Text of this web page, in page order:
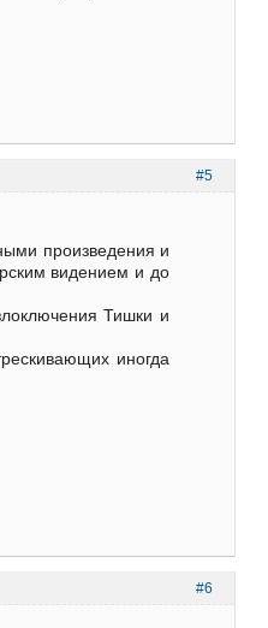
#5
произведения и
видением и до
Тишки и
иногда
#6